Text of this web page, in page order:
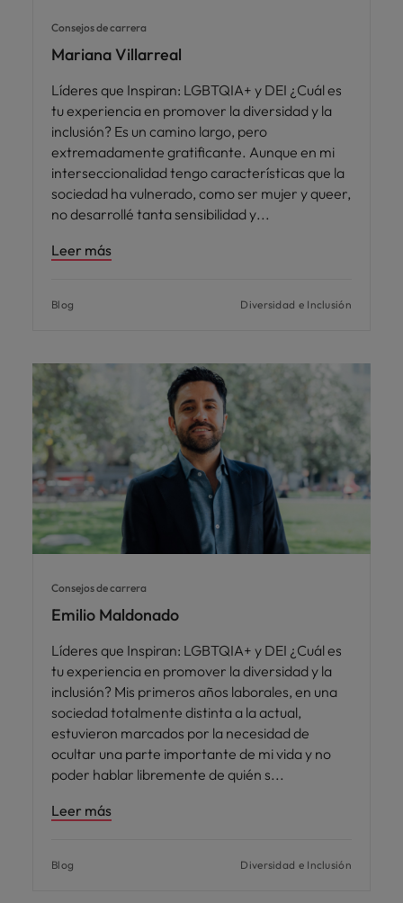
Consejos de carrera
Mariana Villarreal
Líderes que Inspiran: LGBTQIA+ y DEI ¿Cuál es
tu experiencia en promover la diversidad y la
inclusión? Es un camino largo, pero
extremadamente gratificante. Aunque en mi
interseccionalidad tengo características que la
sociedad ha vulnerado, como ser mujer y queer,
no desarrollé tanta sensibilidad y
Leer más
Blog Diversidad e Inclusión
Consejos de carrera
Emilio Maldonado
Líderes que Inspiran: LGBTQIA+ y DEI ¿Cuál es
tu experiencia en promover la diversidad y la
inclusión? Mis primeros años laborales, en una
sociedad totalmente distinta a la actual,
estuvieron marcados por la necesidad de
ocultar una parte importante de mi vida y no
poder hablar libremente de quién s
Leer más
Blog Diversidad e Inclusión